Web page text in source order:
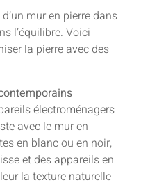
mur en pierre dans
l’équilibre. Voici
la pierre avec des
électroménagers
avec le mur en
en blanc ou en noir,
et des appareils en
la texture naturelle